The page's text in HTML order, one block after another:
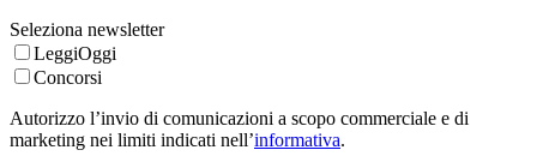
Seleziona newsletter
LeggiOggi
Concorsi
Autorizzo l’invio di comunicazioni a scopo commerciale e di
marketing nei limiti indicati nell’informativa.